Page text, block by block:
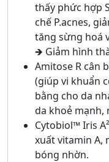
thấy phức hợp
chế P.acnes,
tăng sừng hoá
🡺 Giảm hình
Amitose R cân
(giúp vi khuẩn
bằng cho da
da khoẻ mạnh,
Cytobiol™ Iris
xuất vitamin A,
bóng nhờn.